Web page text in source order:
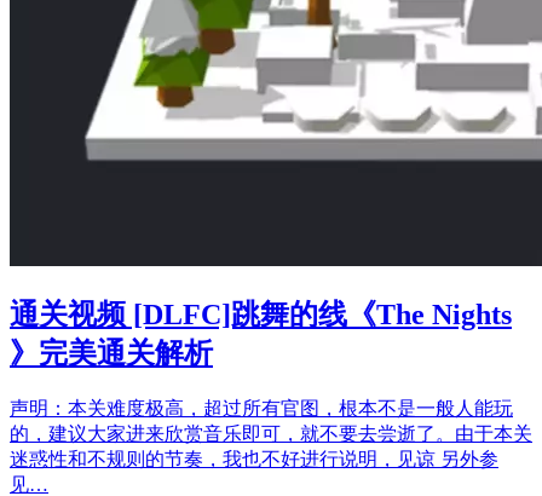
通关视频 [DLFC]跳舞的线《The Nights
》完美通关解析
声明：本关难度极高，超过所有官图，根本不是一般人能玩
的，建议大家进来欣赏音乐即可，就不要去尝逝了。由于本关
迷惑性和不规则的节奏，我也不好进行说明，见谅 另外参
见…